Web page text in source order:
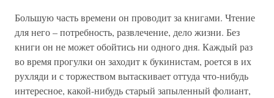
Большую часть времени он проводит за книгами. Чтение
для него – потребность, развлечение, дело жизни. Без
книги он не может обойтись ни одного дня. Каждый раз
во время прогулки он заходит к букинистам, роется в их
рухляди и с торжеством вытаскивает оттуда что-нибудь
интересное, какой-нибудь старый запыленный фолиант,